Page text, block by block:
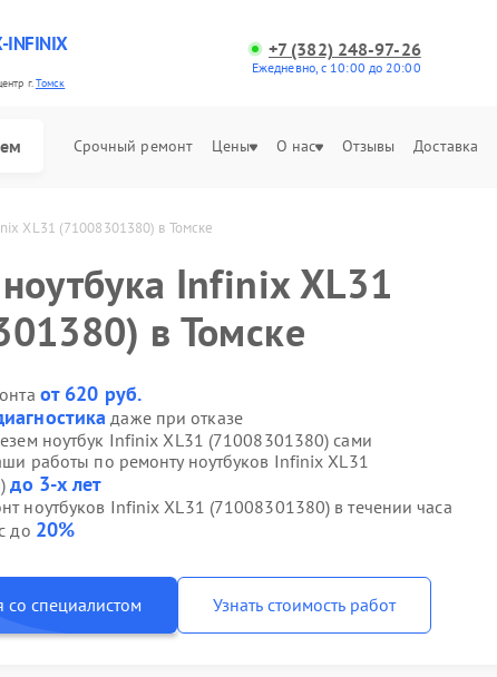
INFINIX
г.Томск
+7 (382) 248-97-26
Ежедневно, с 10:00 до 20:00
Срочный ремонт Цены О нас Отзывы Доставка
XL31 (71008301380) в Томске
Infinix XL31
в Томске
от 620 руб.
даже при отказе
ноутбук Infinix XL31 (71008301380) сами
работы по ремонту ноутбуков Infinix XL31
до 3-х лет
ноутбуков Infinix XL31 (71008301380) в течении часа
до 20%
со специалистом Узнать стоимость работ